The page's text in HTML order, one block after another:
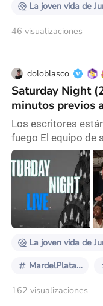
La joven vida de
46 visualizaciones
doloblasco
Saturday Night
minutos previos
Los escritores
fuego El equipo de
se están
equipo está en
minutos o la
Seguramente si
conoces el
escuchaste
estoy hablan
La joven vida de
MardelPlataFF2024
162 visualizaciones